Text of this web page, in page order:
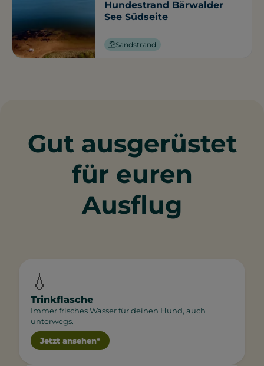
Hundestrand Bärwalder
See Südseite
Sandstrand
Gut ausgerüstet
für euren
Ausflug
💧
Trinkflasche
Immer frisches Wasser für deinen Hund, auch
unterwegs.
Jetzt ansehen*